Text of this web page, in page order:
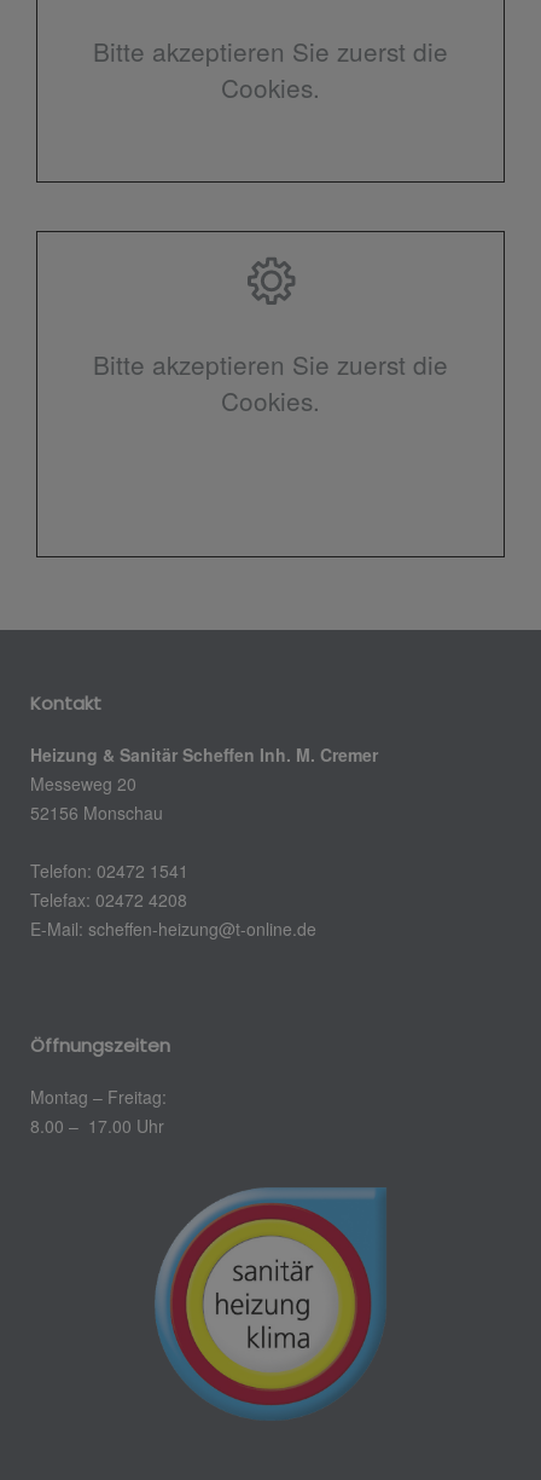
Bitte akzeptieren Sie zuerst die
Cookies.
Bitte akzeptieren Sie zuerst die
Cookies.
Kontakt
Heizung & Sanitär Scheffen Inh. M. Cremer
Messeweg 20
52156 Monschau
Telefon: 02472 1541
Telefax: 02472 4208
E-Mail: scheffen-heizung@t-online.de
Öffnungszeiten
Montag – Freitag:
8.00 – 17.00 Uhr